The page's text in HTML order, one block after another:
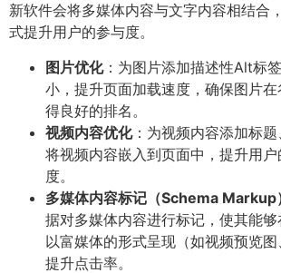
新软件会将多媒体内容与文字内容相结合
式提升用户的参与度。
图片优化：为图片添加描述性Alt标
小，提升页面加载速度，确保图片
得良好的排名。
视频内容优化：为视频内容添加标
将视频内容嵌入到页面中，提升用
度。
多媒体内容标记（Schema Markup
据对多媒体内容进行标记，使其能
以富媒体的形式呈现（如视频预览图
提升点击率。